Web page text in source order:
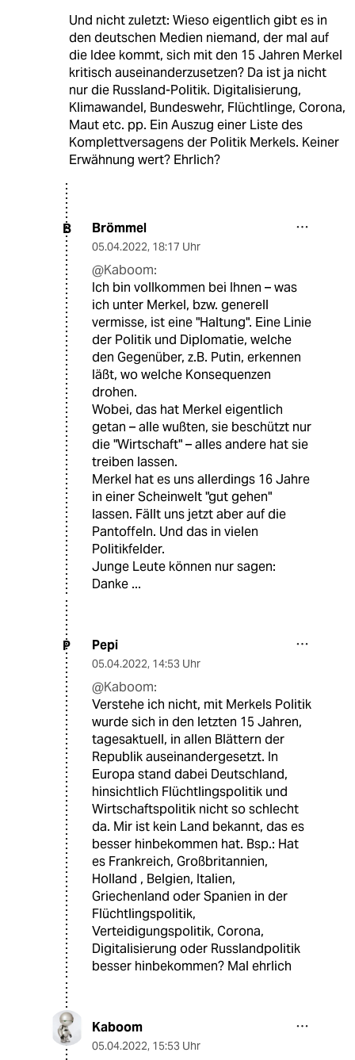
Und nicht zuletzt: Wieso eigentlich gibt es in
den deutschen Medien niemand, der mal auf
die Idee kommt, sich mit den 15 Jahren Merkel
kritisch auseinanderzusetzen? Da ist ja nicht
nur die Russland-Politik. Digitalisierung,
Klimawandel, Bundeswehr, Flüchtlinge, Corona,
Maut etc. pp. Ein Auszug einer Liste des
Komplettversagens der Politik Merkels. Keiner
Erwähnung wert? Ehrlich?
B Brömmel
05.04.2022, 18:17 Uhr
@Kaboom:
Ich bin vollkommen bei Ihnen – was
ich unter Merkel, bzw. generell
vermisse, ist eine "Haltung". Eine Linie
der Politik und Diplomatie, welche
den Gegenüber, z.B. Putin, erkennen
läßt, wo welche Konsequenzen
drohen.
Wobei, das hat Merkel eigentlich
getan – alle wußten, sie beschützt nur
die "Wirtschaft" – alles andere hat sie
treiben lassen.
Merkel hat es uns allerdings 16 Jahre
in einer Scheinwelt "gut gehen"
lassen. Fällt uns jetzt aber auf die
Pantoffeln. Und das in vielen
Politikfelder.
Junge Leute können nur sagen:
Danke ...
P Pepi
05.04.2022, 14:53 Uhr
@Kaboom:
Verstehe ich nicht, mit Merkels Politik
wurde sich in den letzten 15 Jahren,
tagesaktuell, in allen Blättern der
Republik auseinandergesetzt. In
Europa stand dabei Deutschland,
hinsichtlich Flüchtlingspolitik und
Wirtschaftspolitik nicht so schlecht
da. Mir ist kein Land bekannt, das es
besser hinbekommen hat. Bsp.: Hat
es Frankreich, Großbritannien,
Holland , Belgien, Italien,
Griechenland oder Spanien in der
Flüchtlingspolitik,
Verteidigungspolitik, Corona,
Digitalisierung oder Russlandpolitik
besser hinbekommen? Mal ehrlich
Kaboom
05.04.2022, 15:53 Uhr